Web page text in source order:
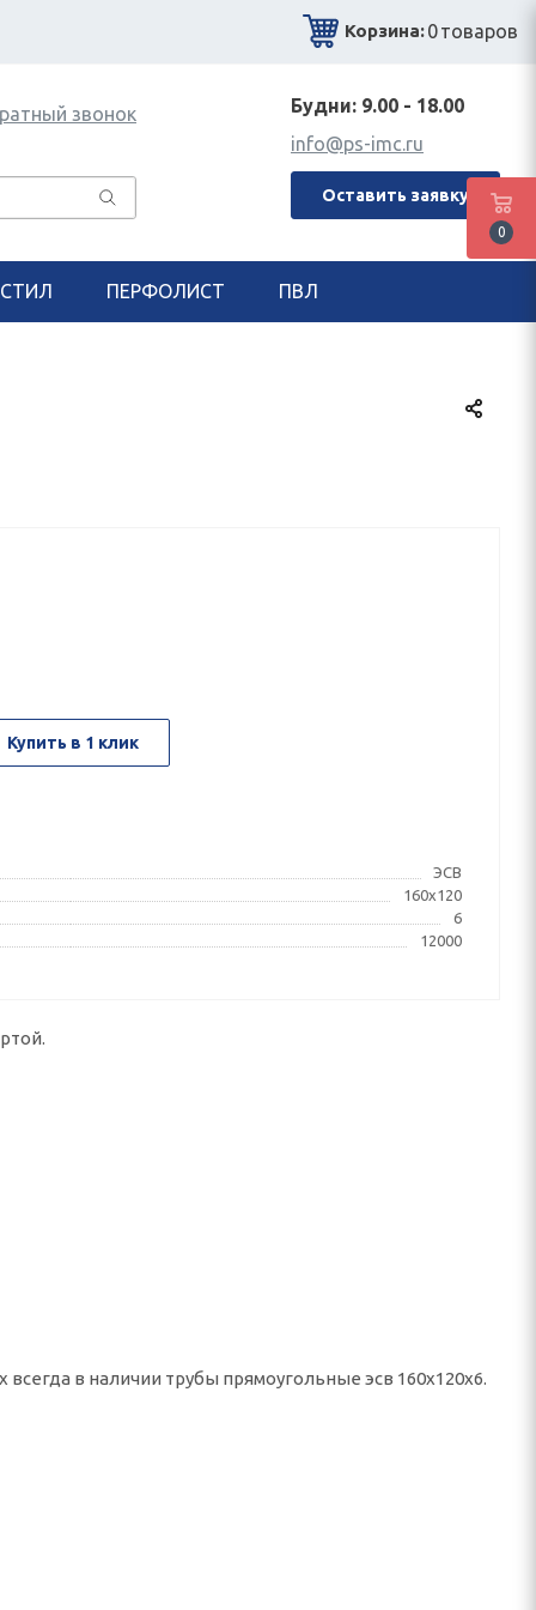
Корзина:0товаров
звонок
Будни: 9.00 - 18.00
info@ps-imc.ru
Оставить заявку
ПЕРФОЛИСТ ПВЛ
Купить в 1 клик
ЭСВ
160x120
6
12000
в наличии трубы прямоугольные эсв 160х120х6.
0